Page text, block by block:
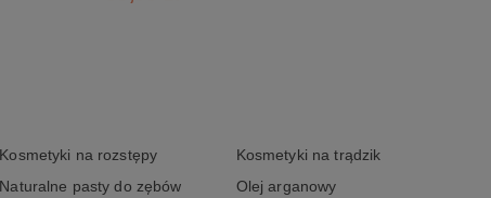
Kosmetyki na rozstępy
Kosmetyki na trądzik
Naturalne pasty do zębów
Olej arganowy